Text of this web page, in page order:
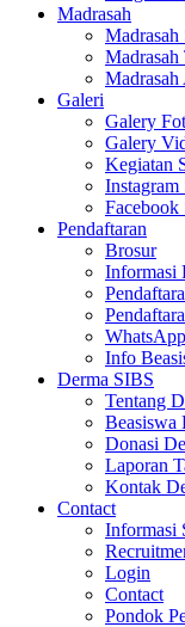
Madrasah
Madrasah
Madrasah
Galeri
Galery
Galery
Kegiatan
Instagram
Facebook
Pendaftaran
Brosur
Informasi
Info
Derma SIBS
Tentang
Beasiswa
Donasi
Laporan
Kontak
Contact
Informasi
Login
Contact
Pondok